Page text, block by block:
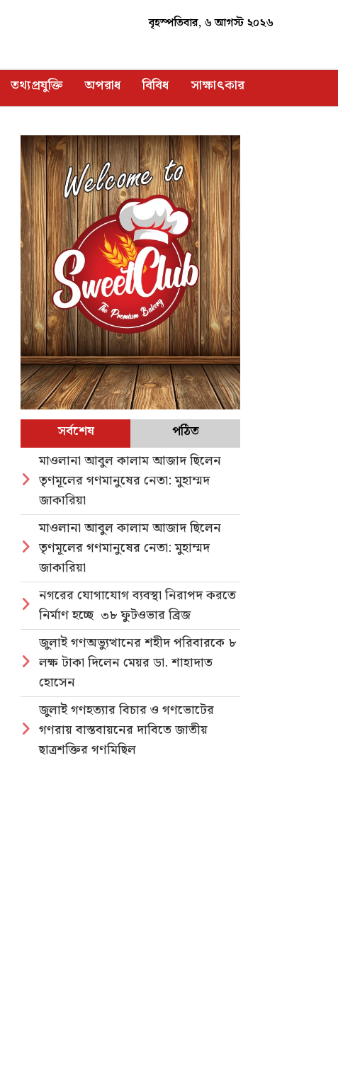
বৃহস্পতিবার, ৬ আগস্ট ২০২৬
তথ্যপ্রযুক্তি অপরাধ বিবিধ সাক্ষাৎকার
সর্বশেষ
পঠিত
মাওলানা আবুল কালাম আজাদ ছিলেন
তৃণমূলের গণমানুষের নেতা: মুহাম্মদ
জাকারিয়া
মাওলানা আবুল কালাম আজাদ ছিলেন
তৃণমূলের গণমানুষের নেতা: মুহাম্মদ
জাকারিয়া
নগরের যোগাযোগ ব্যবস্থা নিরাপদ করতে
নির্মাণ হচ্ছে ৩৮ ফুটওভার ব্রিজ
জুলাই গণঅভ্যুত্থানের শহীদ পরিবারকে ৮
লক্ষ টাকা দিলেন মেয়র ডা. শাহাদাত
হোসেন
জুলাই গণহত্যার বিচার ও গণভোটের
গণরায় বাস্তবায়নের দাবিতে জাতীয়
ছাত্রশক্তির গণমিছিল